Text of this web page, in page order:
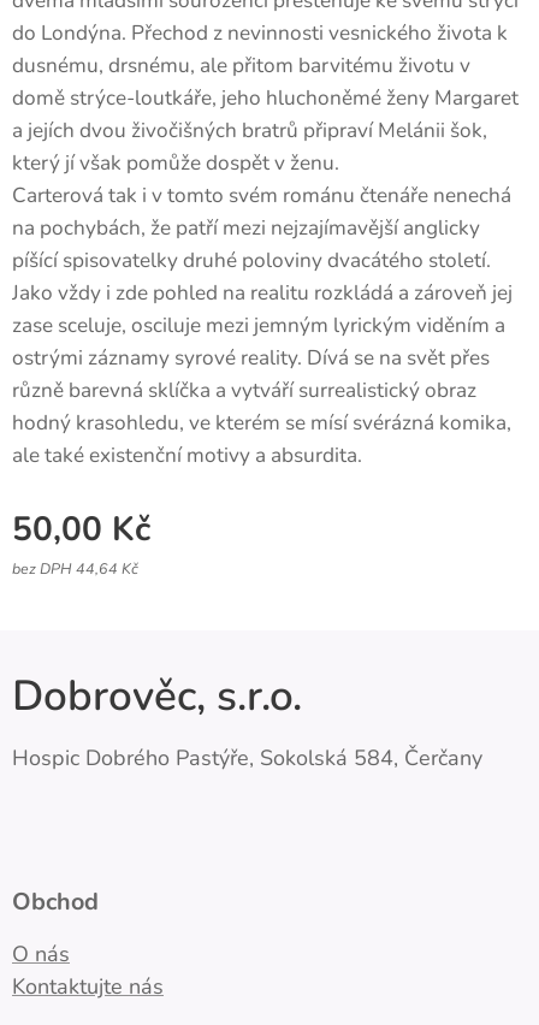
do Londýna. Přechod z nevinnosti vesnického života k
dusnému, drsnému, ale přitom barvitému životu v
domě strýce-loutkáře, jeho hluchoněmé ženy Margaret
a jejích dvou živočišných bratrů připraví Melánii šok,
který jí však pomůže dospět v ženu.
Carterová tak i v tomto svém románu čtenáře nenechá
na pochybách, že patří mezi nejzajímavější anglicky
píšící spisovatelky druhé poloviny dvacátého století.
Jako vždy i zde pohled na realitu rozkládá a zároveň jej
zase sceluje, osciluje mezi jemným lyrickým viděním a
ostrými záznamy syrové reality. Dívá se na svět přes
různě barevná sklíčka a vytváří surrealistický obraz
hodný krasohledu, ve kterém se mísí svérázná komika,
ale také existenční motivy a absurdita.
50,00 Kč
bez DPH 44,64 Kč
Dobrověc, s.r.o.
Hospic Dobrého Pastýře, Sokolská 584, Čerčany
Obchod
O nás
Kontaktujte nás